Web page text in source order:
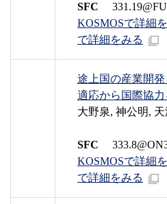
SFC
KOSMOSで詳細
で詳細をみる
途上国の産業開
適応から国際協力
大野泉, 神公明,
SFC
KOSMOSで詳細
で詳細をみる